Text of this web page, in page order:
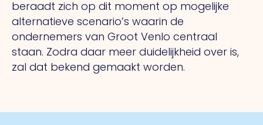
beraadt zich op dit moment op mogelijke
alternatieve scenario’s waarin de
ondernemers van Groot Venlo centraal
staan. Zodra daar meer duidelijkheid over is,
zal dat bekend gemaakt worden.